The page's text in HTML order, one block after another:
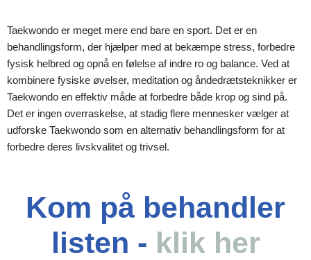
Taekwondo er meget mere end bare en sport. Det er en
behandlingsform, der hjælper med at bekæmpe stress, forbedre
fysisk helbred og opnå en følelse af indre ro og balance. Ved at
kombinere fysiske øvelser, meditation og åndedrætsteknikker er
Taekwondo en effektiv måde at forbedre både krop og sind på.
Det er ingen overraskelse, at stadig flere mennesker vælger at
udforske Taekwondo som en alternativ behandlingsform for at
forbedre deres livskvalitet og trivsel.
Kom på behandler
listen - klik her